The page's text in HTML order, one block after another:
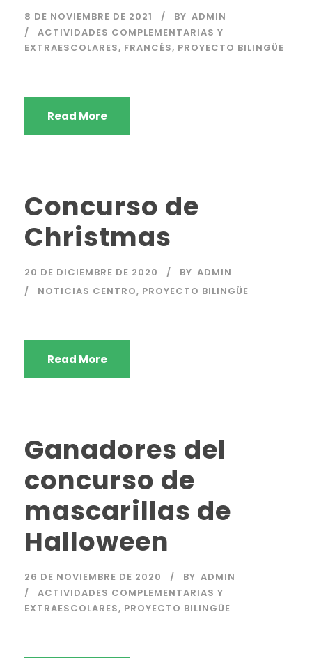
8 DE NOVIEMBRE DE 2021 BY ADMIN
ACTIVIDADES COMPLEMENTARIAS Y
EXTRAESCOLARES, FRANCÉS, PROYECTO BILINGÜE
Read More
Concurso de
Christmas
20 DE DICIEMBRE DE 2020 BY ADMIN
NOTICIAS CENTRO, PROYECTO BILINGÜE
Read More
Ganadores del
concurso de
mascarillas de
Halloween
26 DE NOVIEMBRE DE 2020 BY ADMIN
ACTIVIDADES COMPLEMENTARIAS Y
EXTRAESCOLARES, PROYECTO BILINGÜE